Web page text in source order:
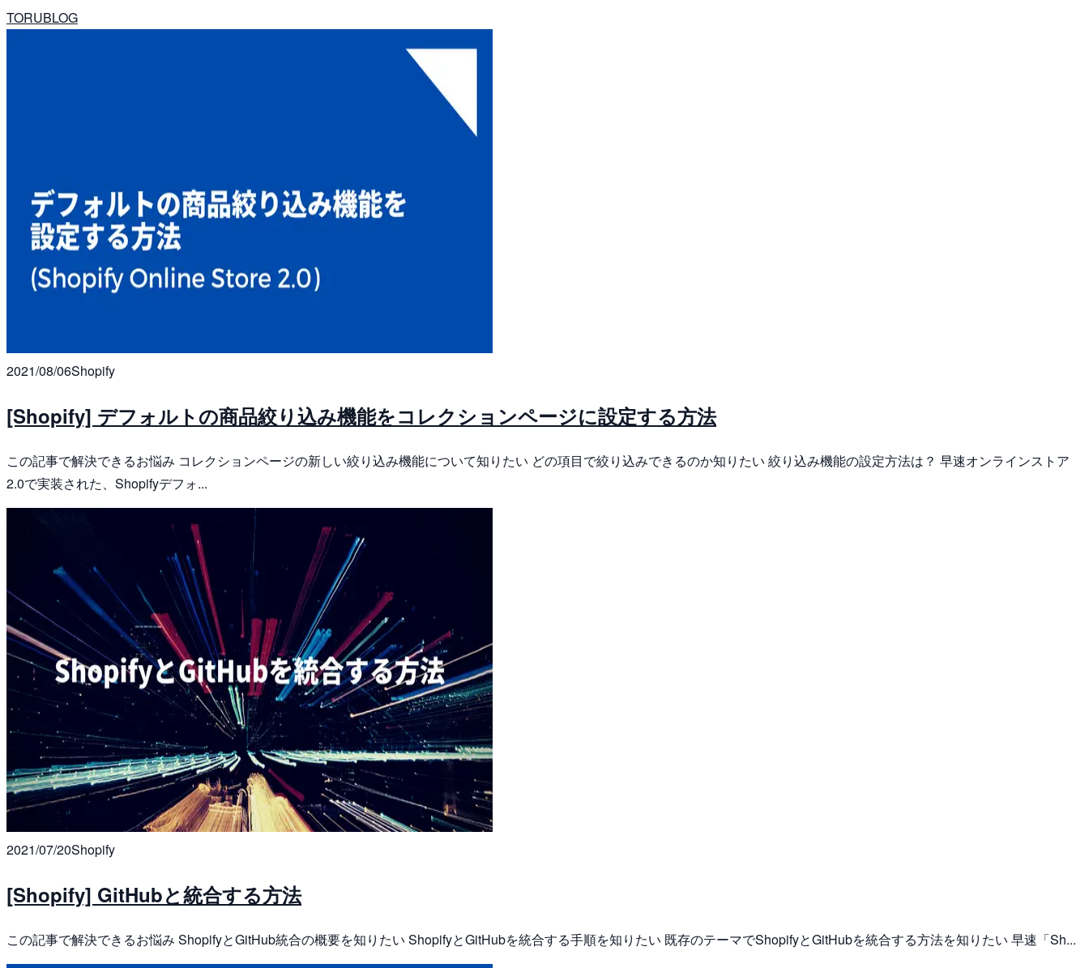
TORUBLOG
2021/08/06Shopify
[Shopify] デフォルトの商品絞り込み機能をコレクションページに設定する方法
この記事で解決できるお悩み コレクションページの新しい絞り込み機能について知りたい どの項目で絞り込みできるのか知りたい 絞り込み機能の設定方法は？ 早速オンラインストア
2.0で実装された、Shopifyデフォ...
2021/07/20Shopify
[Shopify] GitHubと統合する方法
この記事で解決できるお悩み ShopifyとGitHub統合の概要を知りたい ShopifyとGitHubを統合する手順を知りたい 既存のテーマでShopifyとGitHubを統合する方法を知りたい 早速「Sh...